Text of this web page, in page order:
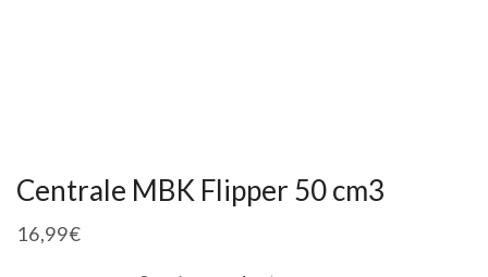
Centrale MBK Flipper 50 cm3
16,99€